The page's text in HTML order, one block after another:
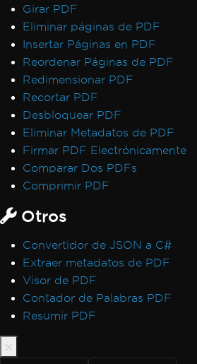
Girar PDF
Eliminar páginas de PDF
Insertar Páginas en PDF
Reordenar Páginas de PDF
Redimensionar PDF
Recortar PDF
Desbloquear PDF
Eliminar Metadatos de PDF
Firmar PDF Electrónicamente
Comparar Dos PDFs
Comprimir PDF
Otros
Convertidor de JSON a C#
Extraer metadatos de PDF
Visor de PDF
Contador de Palabras PDF
Resumir PDF